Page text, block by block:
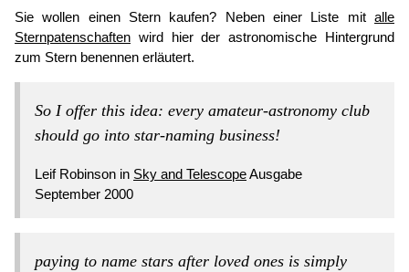
Sie wollen einen Stern kaufen? Neben einer Liste mit alle
Sternpatenschaften wird hier der astronomische Hintergrund
zum Stern benennen erläutert.
So I offer this idea: every amateur-astronomy club
should go into star-naming business!
Leif Robinson in Sky and TelescopeAusgabe
September 2000
paying to name stars after loved ones is simply